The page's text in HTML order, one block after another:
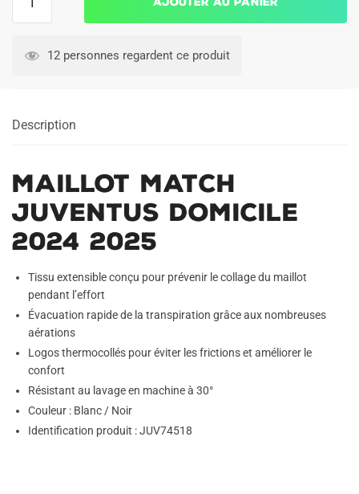
Match
2025
12 personnes regardent ce produit
Description
Maillot Match
Juventus Domicile
2024 2025
Tissu extensible conçu pour prévenir le collage du maillot
pendant l’effort
Évacuation rapide de la transpiration grâce aux nombreuses
aérations
Logos thermocollés pour éviter les frictions et améliorer le
confort
Résistant au lavage en machine à 30°
Couleur : Blanc / Noir
Identification produit : JUV74518